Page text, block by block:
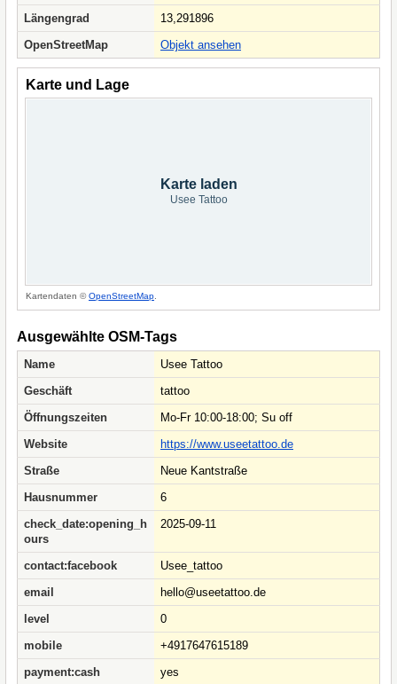
Längengrad
13,291896
OpenStreetMap
Objekt ansehen
Karte und Lage
Karte laden
Usee Tattoo
Kartendaten ©OpenStreetMap
Ausgewählte OSM-Tags
Name
Usee Tattoo
Geschäft
tattoo
Öffnungszeiten
Mo-Fr 10:00-18:00; Su off
Website
https://www.useetattoo.de
Straße
Neue Kantstraße
Hausnummer
6
check_date:opening_h
ours
2025-09-11
contact:facebook
Usee_tattoo
email
hello@useetattoo.de
level
0
mobile
+4917647615189
payment:cash
yes